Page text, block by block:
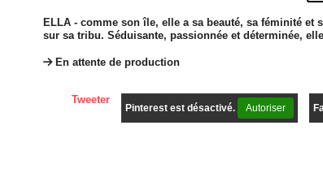
ELLA - comme son île, elle a sa beauté, sa féminité et
sur sa tribu. Séduisante, passionnée et déterminée,
En attente de production
Tweeter
Pinterest est désactivé. Autoriser